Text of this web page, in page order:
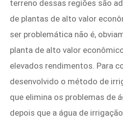
terreno dessas regiões são
de plantas de alto valor
ser problemática não é,
planta de alto valor
elevados rendimentos. Para
desenvolvido o método de
que elimina os problemas de
depois que a água de